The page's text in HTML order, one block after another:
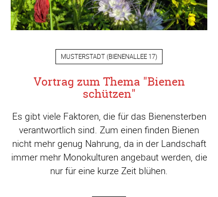
MUSTERSTADT (BIENENALLEE 17)
Vortrag zum Thema "Bienen
schützen"
Es gibt viele Faktoren, die für das Bienensterben
verantwortlich sind. Zum einen finden Bienen
nicht mehr genug Nahrung, da in der Landschaft
immer mehr Monokulturen angebaut werden, die
nur für eine kurze Zeit blühen.